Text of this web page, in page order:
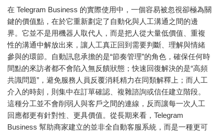
在 Telegram Business 的實際使用中，一個容易被忽視卻極為關
鍵的價值點，在於它重新劃定了自動化與人工溝通之間的邊
界。它並不是用機器人取代人，而是把人從大量低價值、重複
性的溝通中解放出來，讓人工真正回到需要判斷、理解與情緒
參與的環節。自動訊息承擔的是“節奏管理”的角色，確保任何時
間點的來訪者都不會陷入無反饋狀態；快速回復解決的是“高頻
共識問題”，避免服務人員反覆消耗精力在同類解釋上；而人工
介入的時刻，則集中在訂單確認、複雜諮詢或信任建立階段。
這種分工並不會削弱人與客戶之間的連線，反而讓每一次人工
回應都更有針對性、更具價值。從長期來看，Telegram
Business 幫助商家建立的並非全自動客服系統，而是一種更可